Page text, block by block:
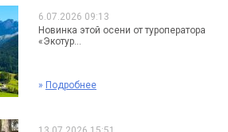
6.07.2026 09:13
Новинка этой осени от туроператора
«Экотур...
» Подробнее